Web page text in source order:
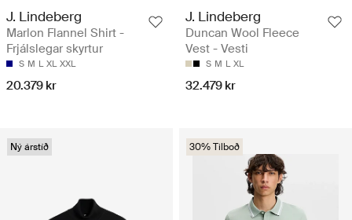
J. Lindeberg
Marlon Flannel Shirt -
Frjálslegar skyrtur
S M L XL XXL
20.379 kr
J. Lindeberg
Duncan Wool Fleece
Vest - Vesti
S M L XL
32.479 kr
Ný árstíð 30% Tilboð